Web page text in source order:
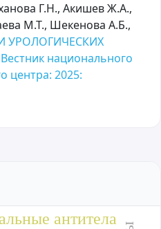
Г.Н., Акишев Ж.А.,
М.Т., Шекенова А.Б.,
УРОЛОГИЧЕСКИХ
Вестник национального
центра: 2025:
антитела